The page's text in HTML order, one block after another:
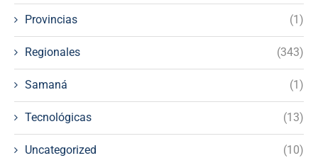
Provincias (1)
Regionales (343)
Samaná (1)
Tecnológicas (13)
Uncategorized (10)